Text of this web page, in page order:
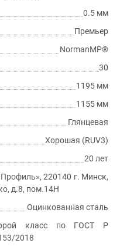
0.5 мм
Премьер
NormanMP®
30
1195 мм
1155 мм
Глянцевая
Хорошая (RUV3)
20 лет
220140 г. Минск,
д.8, пом.14Н
Оцинкованная сталь
класс по ГОСТ P
2018